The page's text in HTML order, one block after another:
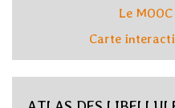
Le
Carte